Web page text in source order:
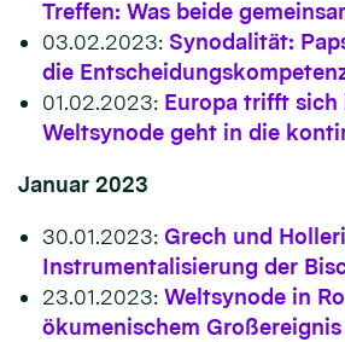
Treffen: Was beide
03.02.2023: Synodalität:
die
01.02.2023: Europa trifft sich
Weltsynode geht in die
Januar 2023
30.01.2023: Grech und
Instrumentalisierung der
23.01.2023: Weltsynode in
ökumenischem